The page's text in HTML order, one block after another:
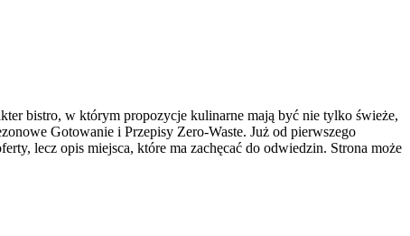
bistro, w którym propozycje kulinarne mają być nie tylko świeże,
Gotowanie i Przepisy Zero-Waste. Już od pierwszego
lecz opis miejsca, które ma zachęcać do odwiedzin. Strona może